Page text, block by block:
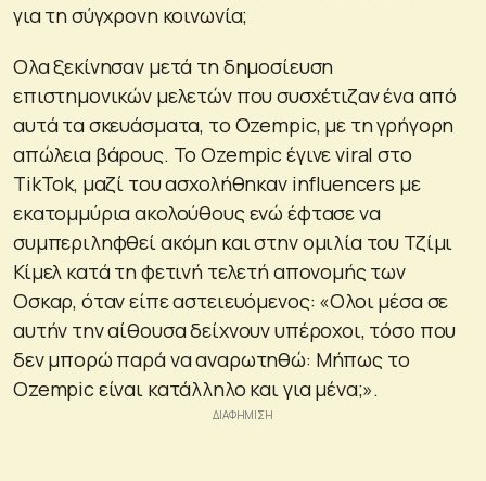
για τη σύγχρονη κοινωνία;
Ολα ξεκίνησαν μετά τη δημοσίευση
επιστημονικών μελετών που συσχέτιζαν ένα από
αυτά τα σκευάσματα, το Ozempic, με τη γρήγορη
απώλεια βάρους. Το Ozempic έγινε viral στο
TikTok, μαζί του ασχολήθηκαν influencers με
εκατομμύρια ακολούθους ενώ έφτασε να
συμπεριληφθεί ακόμη και στην ομιλία του Τζίμι
Κίμελ κατά τη φετινή τελετή απονομής των
Οσκαρ, όταν είπε αστειευόμενος: «Ολοι μέσα σε
αυτήν την αίθουσα δείχνουν υπέροχοι, τόσο που
δεν μπορώ παρά να αναρωτηθώ: Μήπως το
Ozempic είναι κατάλληλο και για μένα;».